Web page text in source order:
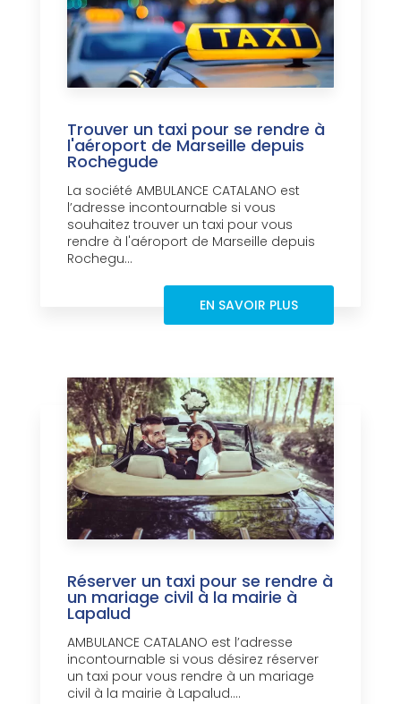
Trouver un taxi pour se rendre à
l'aéroport de Marseille depuis
Rochegude
La société AMBULANCE CATALANO est
l’adresse incontournable si vous
souhaitez trouver un taxi pour vous
rendre à l'aéroport de Marseille depuis
Rochegu...
EN SAVOIR PLUS
Réserver un taxi pour se rendre à
un mariage civil à la mairie à
Lapalud
AMBULANCE CATALANO est l’adresse
incontournable si vous désirez réserver
un taxi pour vous rendre à un mariage
civil à la mairie à Lapalud....